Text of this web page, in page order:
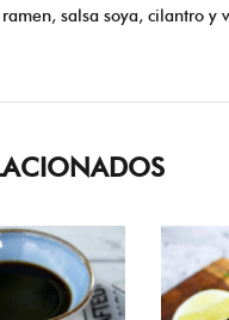
salsa soya, cilantro y